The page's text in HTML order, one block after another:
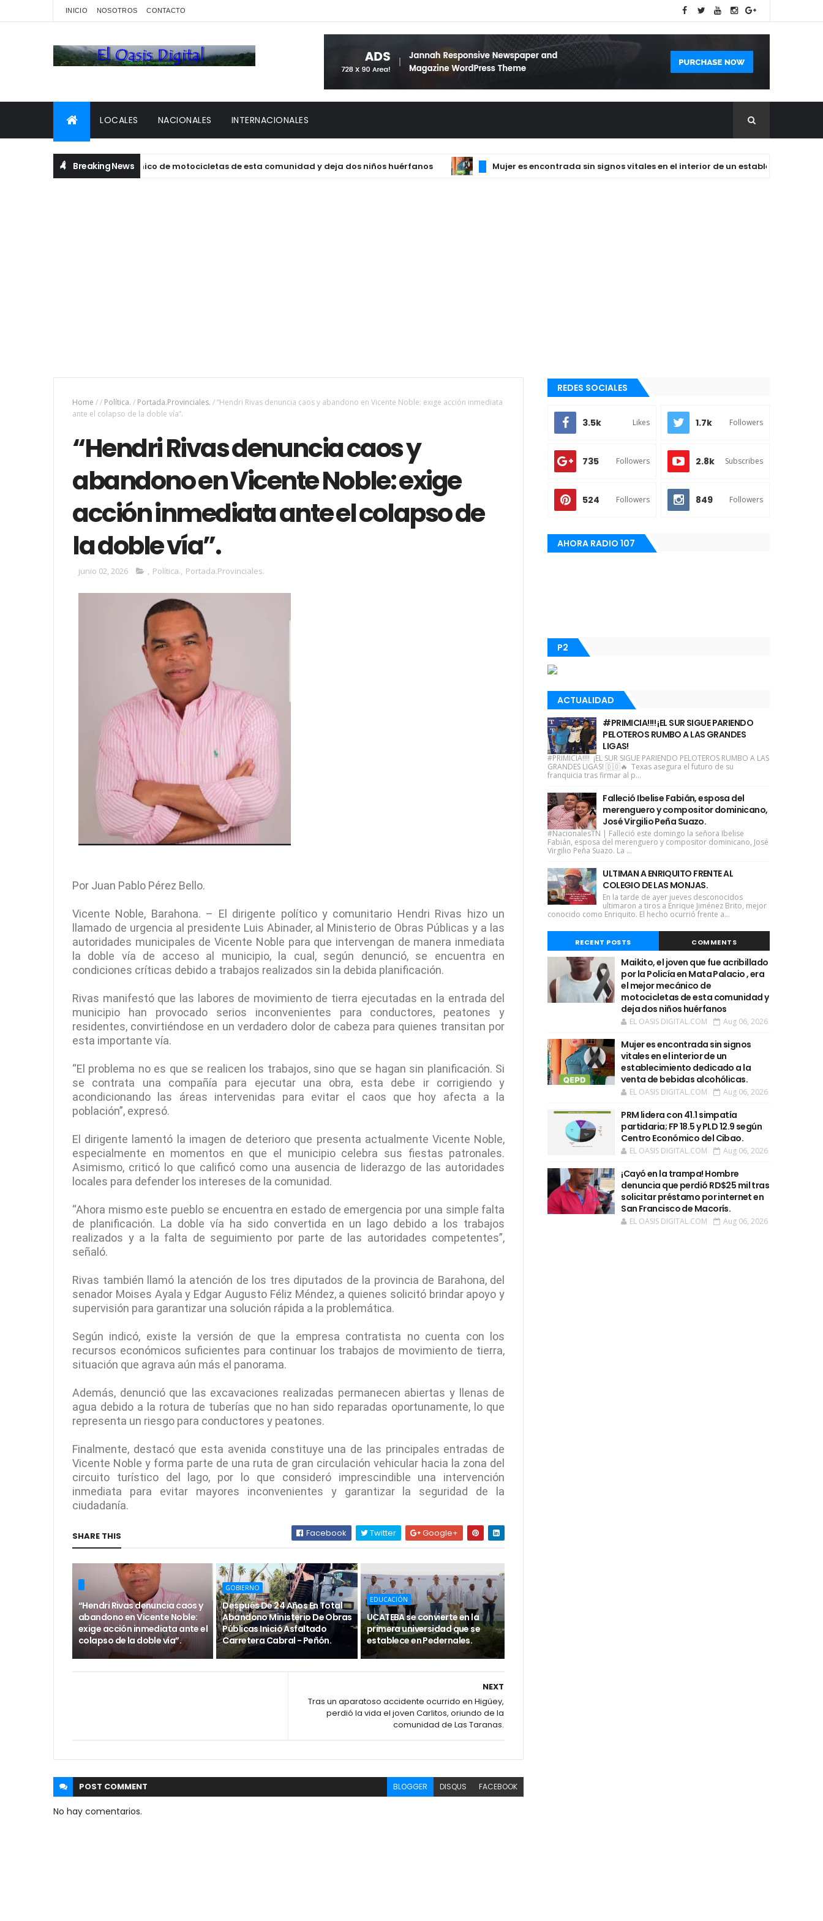
INICIO NOSOTROS CONTACTO
LOCALES NACIONALES INTERNACIONALES
Breaking News
, era el mejor mecánico de motocicletas de esta comunidad y deja dos niños huérfanos Mujer es encontrada sin signos vitales en el interior de un establecimiento
Home // Política. / Portada.Provinciales. /“Hendri Rivas denuncia caos y abandono en Vicente Noble: exige acción inmediata
ante el colapso de la doble vía”.
“Hendri Rivas denuncia caos y
abandono en Vicente Noble: exige
acción inmediata ante el colapso de
la doble vía”.
junio 02, 2026 , Política., Portada.Provinciales.
Por Juan Pablo Pérez Bello.
Vicente Noble, Barahona. – El dirigente político y comunitario Hendri Rivas hizo un
llamado de urgencia al presidente Luis Abinader, al Ministerio de Obras Públicas y a las
autoridades municipales de Vicente Noble para que intervengan de manera inmediata
la doble vía de acceso al municipio, la cual, según denunció, se encuentra en
condiciones críticas debido a trabajos realizados sin la debida planificación.
Rivas manifestó que las labores de movimiento de tierra ejecutadas en la entrada del
municipio han provocado serios inconvenientes para conductores, peatones y
residentes, convirtiéndose en un verdadero dolor de cabeza para quienes transitan por
esta importante vía.
“El problema no es que se realicen los trabajos, sino que se hagan sin planificación. Si
se contrata una compañía para ejecutar una obra, esta debe ir corrigiendo y
acondicionando las áreas intervenidas para evitar el caos que hoy afecta a la
población”, expresó.
El dirigente lamentó la imagen de deterioro que presenta actualmente Vicente Noble,
especialmente en momentos en que el municipio celebra sus fiestas patronales.
Asimismo, criticó lo que calificó como una ausencia de liderazgo de las autoridades
locales para defender los intereses de la comunidad.
“Ahora mismo este pueblo se encuentra en estado de emergencia por una simple falta
de planificación. La doble vía ha sido convertida en un lago debido a los trabajos
realizados y a la falta de seguimiento por parte de las autoridades competentes”,
señaló.
Rivas también llamó la atención de los tres diputados de la provincia de Barahona, del
senador Moises Ayala y Edgar Augusto Féliz Méndez, a quienes solicitó brindar apoyo y
supervisión para garantizar una solución rápida a la problemática.
Según indicó, existe la versión de que la empresa contratista no cuenta con los
recursos económicos suficientes para continuar los trabajos de movimiento de tierra,
situación que agrava aún más el panorama.
Además, denunció que las excavaciones realizadas permanecen abiertas y llenas de
agua debido a la rotura de tuberías que no han sido reparadas oportunamente, lo que
representa un riesgo para conductores y peatones.
Finalmente, destacó que esta avenida constituye una de las principales entradas de
Vicente Noble y forma parte de una ruta de gran circulación vehicular hacia la zona del
circuito turístico del lago, por lo que consideró imprescindible una intervención
inmediata para evitar mayores inconvenientes y garantizar la seguridad de la
ciudadanía.
SHARE THIS Facebook Twitter Google+
“Hendri Rivas denuncia caos y
abandono en Vicente Noble:
exige acción inmediata ante el
colapso de la doble vía”.
GOBIERNO
Después De 24 Años En Total
Abandono Ministerio De Obras
Públicas Inició Asfaltado
Carretera Cabral - Peñón.
EDUCACIÓN
UCATEBA se convierte en la
primera universidad que se
establece en Pedernales.
NEXT
Tras un aparatoso accidente ocurrido en Higüey,
perdió la vida el joven Carlitos, oriundo de la
comunidad de Las Taranas.
POST COMMENT BLOGGER DISQUS FACEBOOK
No hay comentarios.
REDES SOCIALES
3.5k Likes 1.7k Followers
735 Followers 2.8k Subscribes
524 Followers 849 Followers
AHORA RADIO 107
P2
ACTUALIDAD
#PRIMICIA!!!! ¡EL SUR SIGUE PARIENDO
PELOTEROS RUMBO A LAS GRANDES
LIGAS!
#PRIMICIA!!!! ¡EL SUR SIGUE PARIENDO PELOTEROS RUMBO A LAS
GRANDES LIGAS! 🇩🇴🔥 Texas asegura el futuro de su
franquicia tras firmar al p...
Falleció Ibelise Fabián, esposa del
merenguero y compositor dominicano,
José Virgilio Peña Suazo.
#NacionalesTN | Falleció este domingo la señora Ibelise
Fabián, esposa del merenguero y compositor dominicano, José
Virgilio Peña Suazo. La ...
ULTIMAN A ENRIQUITO FRENTE AL
COLEGIO DE LAS MONJAS.
En la tarde de ayer jueves desconocidos
ultimaron a tiros a Enrique Jiménez Brito, mejor
conocido como Enriquito. El hecho ocurrió frente a...
RECENT POSTS COMMENTS
Maikito, el joven que fue acribillado
por la Policía en Mata Palacio , era
el mejor mecánico de
motocicletas de esta comunidad y
deja dos niños huérfanos
EL OASIS DIGITAL.COM Aug 06, 2026
Mujer es encontrada sin signos
vitales en el interior de un
establecimiento dedicado a la
venta de bebidas alcohólicas.
EL OASIS DIGITAL.COM Aug 06, 2026
PRM lidera con 41.1 simpatía
partidaria; FP 18.5 y PLD 12.9 según
Centro Económico del Cibao.
EL OASIS DIGITAL.COM Aug 06, 2026
¡Cayó en la trampa! Hombre
denuncia que perdió RD$25 mil tras
solicitar préstamo por internet en
San Francisco de Macorís.
EL OASIS DIGITAL.COM Aug 06, 2026